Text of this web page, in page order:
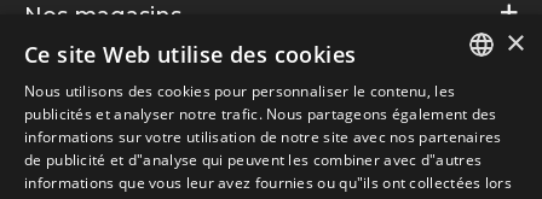
Nos magasins
Bruges
Hasselt
Louvain
Ostende
Versato info
Service après vente
A propos de Versato
Contact
Informations générales
Conditions générales
Paiements sécurisés via
DUTCH
FR
×
Ce site Web utilise des cookies
Nous utilisons des cookies pour personnaliser le contenu, les
publicités et analyser notre trafic. Nous partageons également des
informations sur votre utilisation de notre site avec nos partenaires
de publicité et d"analyse qui peuvent les combiner avec d"autres
informations que vous leur avez fournies ou qu"ils ont collectées lors